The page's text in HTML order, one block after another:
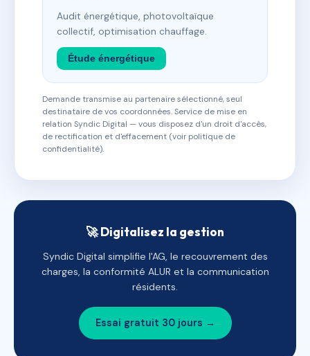
Audit énergétique, photovoltaïque
collectif, optimisation chauffage.
Étude énergétique
Demande transmise au partenaire sélectionné, seul
destinataire de vos coordonnées. Service de mise en
relation Syndic Digital — vous disposez d'un droit d'accès,
de rectification et d'effacement (voir politique de
confidentialité).
🚀 Digitalisez la gestion
Syndic Digital simplifie l'AG, le recouvrement des
charges, la conformité ALUR et la communication
résidents.
Essai gratuit 30 jours →